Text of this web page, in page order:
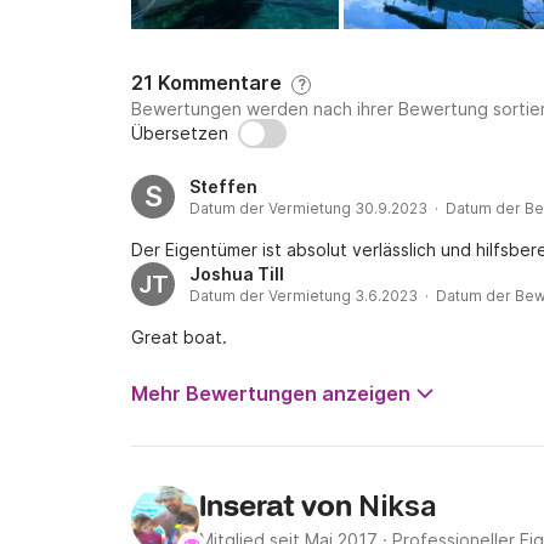
Für eventuelle Schäden am Schiff ist eine
Bitte beachten Sie, dass die Kaution und alle
zu entrichten sind.
zurückerstattet.
KOSTEN
Zusätzlich zur Chartergebühr fallen
Preise für diese Leistungen sind unten
um mögliche finanzielle Probleme zu
OBLIGATORISCHE EXTRAS:
Endreinigung: 65 € pro Buchung
21 Kommentare ?
Bewertungen werden nach ihrer Bewertung
Übersetzen
S Steffen
Datum der Vermietung 30.9.2023 · Datum der
Der Eigentümer ist absolut verlässlich und
JT Joshua Till
Datum der Vermietung 3.6.2023 · Datum der
Great boat.
Mehr Bewertungen anzeigen
Inserat von Niksa